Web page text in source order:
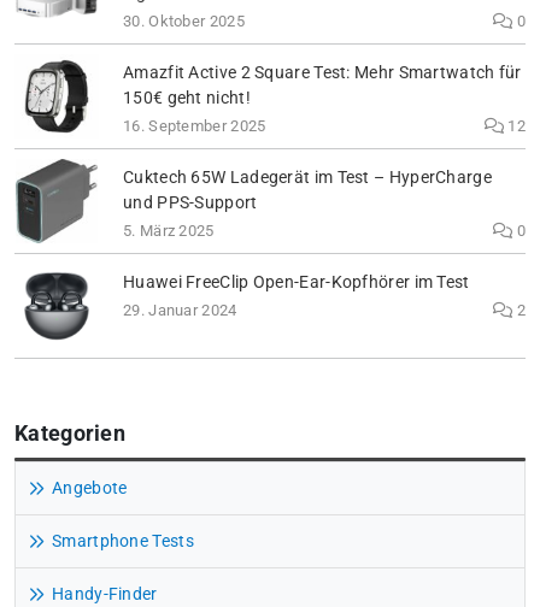
30. Oktober 2025 0
Amazfit Active 2 Square Test: Mehr Smartwatch für
150€ geht nicht!
16. September 2025 12
Cuktech 65W Ladegerät im Test – HyperCharge
und PPS-Support
5. März 2025 0
Huawei FreeClip Open-Ear-Kopfhörer im Test
29. Januar 2024 2
Kategorien
Angebote
Smartphone Tests
Handy-Finder